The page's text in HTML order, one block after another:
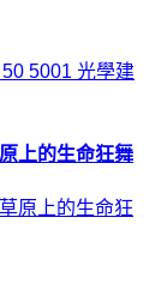
上的生命狂舞